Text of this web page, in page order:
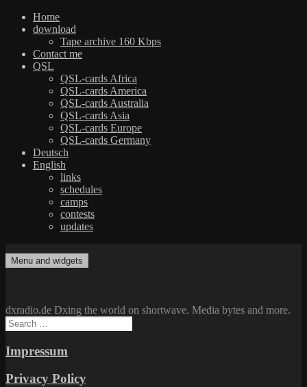
Home
download
Tape archive 160 Kbps
Contact me
QSL
QSL-cards Africa
QSL-cards America
QSL-cards Australia
QSL-cards Asia
QSL-cards Europe
QSL-cards Germany
Deutsch
English
links
schedules
camps
contests
updates
to
dxradio.de
DXing the world on shortwave
Menu and widgets
dxradio.de Dxing the world on shortwave. Media bytes and more.
Search
for:
Impressum
Privacy Policy